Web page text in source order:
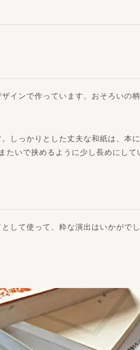
インで作っています。おそろいの
しっかりとした丈夫な和紙は、本
いで挟めるように少し長めにして
して使って、粋な演出はいかがで